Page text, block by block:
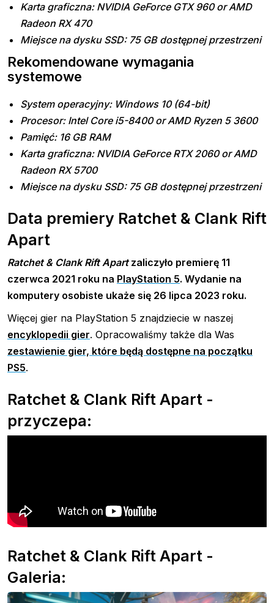
Karta graficzna: NVIDIA GeForce GTX 960 or AMD
Radeon RX 470
Miejsce na dysku SSD: 75 GB dostępnej przestrzeni
Rekomendowane wymagania
systemowe
System operacyjny: Windows 10 (64-bit)
Procesor: Intel Core i5-8400 or AMD Ryzen 5 3600
Pamięć: 16 GB RAM
Karta graficzna: NVIDIA GeForce RTX 2060 or AMD
Radeon RX 5700
Miejsce na dysku SSD: 75 GB dostępnej przestrzeni
Data premiery Ratchet & Clank Rift
Apart
Ratchet & Clank Rift Apartzaliczyło premierę 11
czerwca 2021 roku na PlayStation 5. Wydanie na
komputery osobiste ukaże się 26 lipca 2023 roku.
Więcej gier na PlayStation 5 znajdziecie w naszej
encyklopedii gier. Opracowaliśmy także dla Was
zestawienie gier, które będą dostępne na początku
PS5.
Ratchet & Clank Rift Apart -
przyczepa:
Ratchet & Clank Rift Apart -
Galeria: